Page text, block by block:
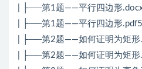
| ├──第1题——平行四边形
| ├──第1题——平行四边形
| ├──第2题——如何证明为矩形
| ├──第2题——如何证明为矩